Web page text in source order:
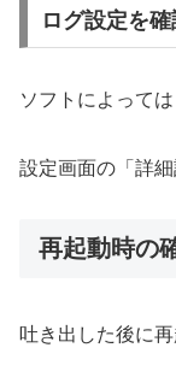
ログ設定を
ソフトによって
設定画面の「詳
再起動時の
吐き出した後に